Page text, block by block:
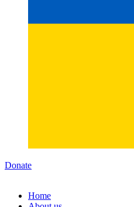
Donate
Home